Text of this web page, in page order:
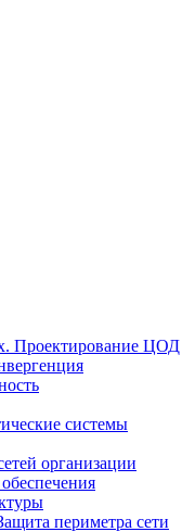
Проектирование ЦОД
системы
организации
периметра сети